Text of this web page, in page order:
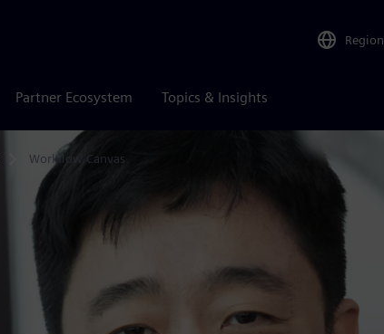
Region
Partner Ecosystem Topics & Insights
Workflow Canvas